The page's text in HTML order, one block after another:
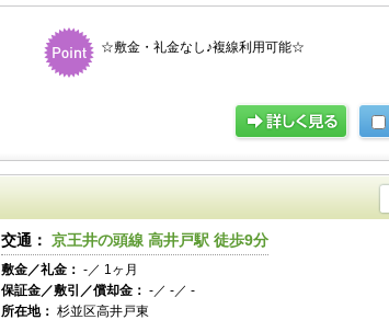
☆敷金・礼金なし♪複線利用可能☆
交通： 京王井の頭線 高井戸駅 徒歩9分
敷金／礼金： -／ 1ヶ月
保証金／敷引／償却金： -／ -／ -
所在地： 杉並区高井戸東